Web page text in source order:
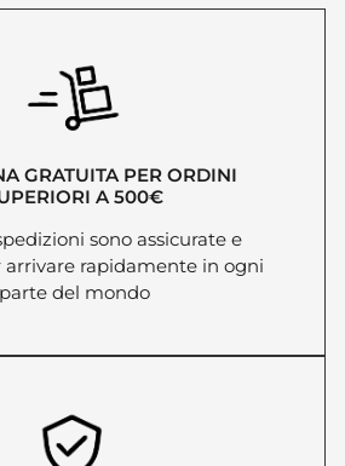
GRATUITA PER ORDINI
A 500€
sono assicurate e
rapidamente in ogni
parte del mondo